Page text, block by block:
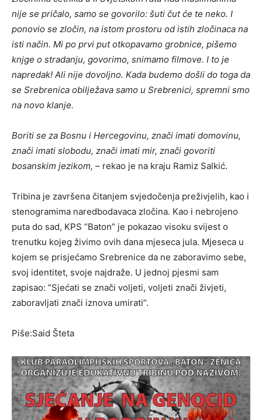
nije se pričalo, samo se govorilo: šuti čut će te neko. I
ponovio se zločin, na istom prostoru od istih zločinaca na
isti način. Mi po prvi put otkopavamo grobnice, pišemo
knjge o stradanju, govorimo, snimamo filmove. I to je
napredak! Ali nije dovoljno. Kada budemo došli do toga da
se Srebrenica obilježava samo u Srebrenici, spremni smo
na novo klanje.
Boriti se za Bosnu i Hercegovinu, znači imati domovinu,
znači imati slobodu, znači imati mir, znači govoriti
bosanskim jezikom, – rekao je na kraju Ramiz Salkić.
Tribina je završena čitanjem svjedočenja preživjelih, kao i
stenogramima naredbodavaca zločina. Kao i nebrojeno
puta do sad, KPS “Baton” je pokazao visoku svijest o
trenutku kojeg živimo ovih dana mjeseca jula. Mjeseca u
kojem se prisjećamo Srebrenice da ne zaboravimo sebe,
svoj identitet, svoje najdraže. U jednoj pjesmi sam
zapisao: ”Sjećati se znači voljeti, voljeti znači živjeti,
zaboravljati znači iznova umirati”.
Piše:Said Šteta